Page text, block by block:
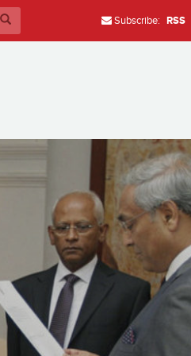
Subscribe: RSS